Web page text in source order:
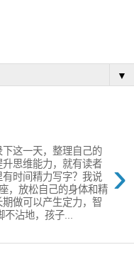
▼
›
这一天，整理自己的
思维能力，就有读者
时间精力写字？我说
，放松自己的身体和精
做可以产生定力，智
不沾地，孩子...